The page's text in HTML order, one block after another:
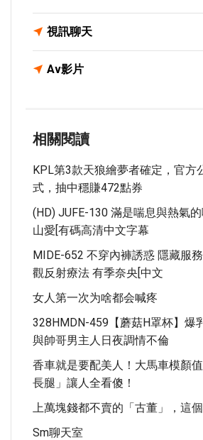
視訊聊天
Av影片
相關閱讀
KPL第3款天狼繪夢者確定，官方
式，抽中穩賺472點券
(HD) JUFE-130 滿是喘息與熱氣
山愛[有碼高清中文字幕
MIDE-652 不穿內褲誘惑 隱藏服
觀反射療法 有季奈央[中文
女人第一次为啥都会喊疼
328HMDN-459【蘑菇H罩杯】爆
與帥哥男主人日夜調情不倫
香車就是要配美人！大馬車模顏
長腿」讓人全看傻！
上萬塊錢都不賣的「古董」，這
Sm聊天室